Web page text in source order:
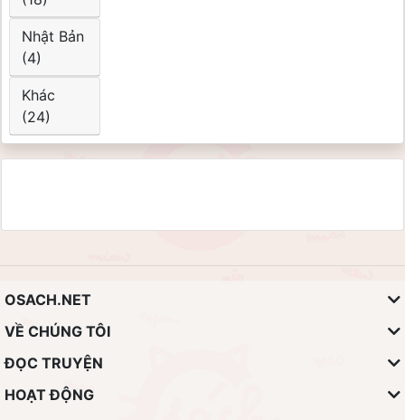
Nhật Bản
(4)
Khác
(24)
OSACH.NET
VỀ CHÚNG TÔI
ĐỌC TRUYỆN
HOẠT ĐỘNG